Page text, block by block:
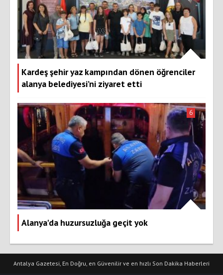
Kardeş şehir yaz kampından dönen öğrenciler
alanya belediyesi’ni ziyaret etti
Alanya'da huzursuzluğa geçit yok
6
Antalya Gazetesi, En Doğru, en Güvenilir ve en hızlı Son Dakika Haberleri